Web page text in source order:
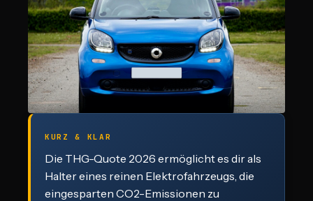
KURZ & KLAR
Die THG-Quote 2026 ermöglicht es dir als
Halter eines reinen Elektrofahrzeugs, die
eingesparten CO2-Emissionen zu